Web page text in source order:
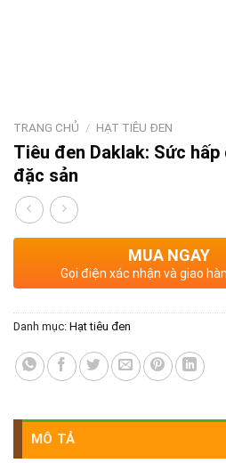
TRANG CHỦ / HẠT TIÊU ĐEN
Tiêu đen Daklak: Sức
đặc sản
MUA NGAY
Gọi điện xác nhận và giao
Danh mục: Hạt tiêu đen
MÔ TẢ